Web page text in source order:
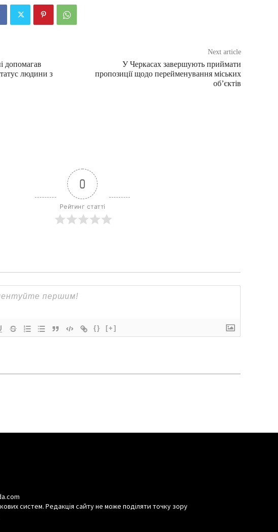
допомагав
людини з
Next article
У Черкасах завершують приймати
пропозиції щодо перейменування міських
об’єктів
0
Рейтинг статті
{} [+]
систем. Редакція сайту не може поділяти точку зору